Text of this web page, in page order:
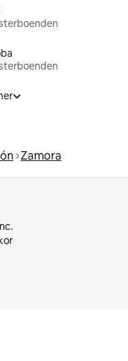
Zamora